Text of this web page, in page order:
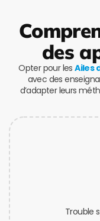
des
Opter pour lesAiles
avec des
d’adapter leurs
Trouble